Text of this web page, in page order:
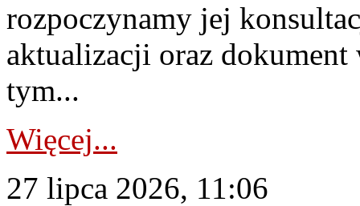
rozpoczynamy jej
aktualizacji oraz
tym...
Więcej...
27 lipca 2026, 11:06